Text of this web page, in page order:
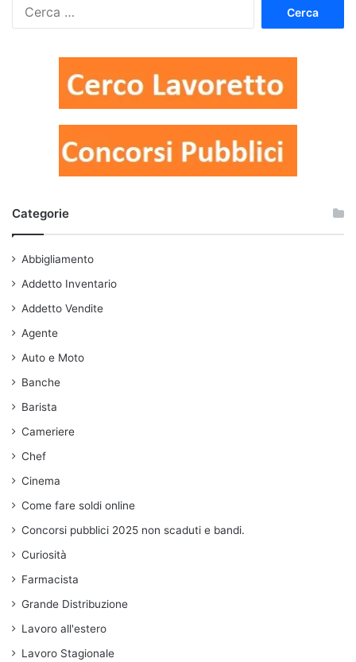
Categorie
Abbigliamento
Addetto Inventario
Addetto Vendite
Agente
Auto e Moto
Banche
Barista
Cameriere
Chef
Cinema
Come fare soldi online
Concorsi pubblici 2025 non scaduti e bandi.
Curiosità
Farmacista
Grande Distribuzione
Lavoro all'estero
Lavoro Stagionale